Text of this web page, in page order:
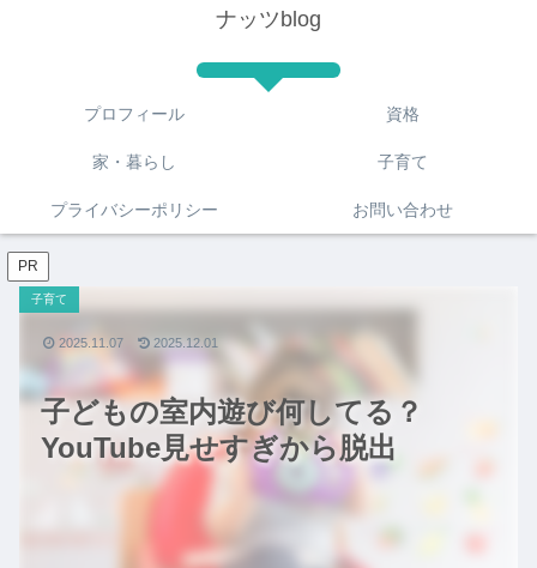
ナッツblog
プロフィール 資格
家・暮らし 子育て
プライバシーポリシー お問い合わせ
PR
子どもの室内遊び何してる？
YouTube見せすぎから脱出
子育て
2025.11.07 2025.12.01